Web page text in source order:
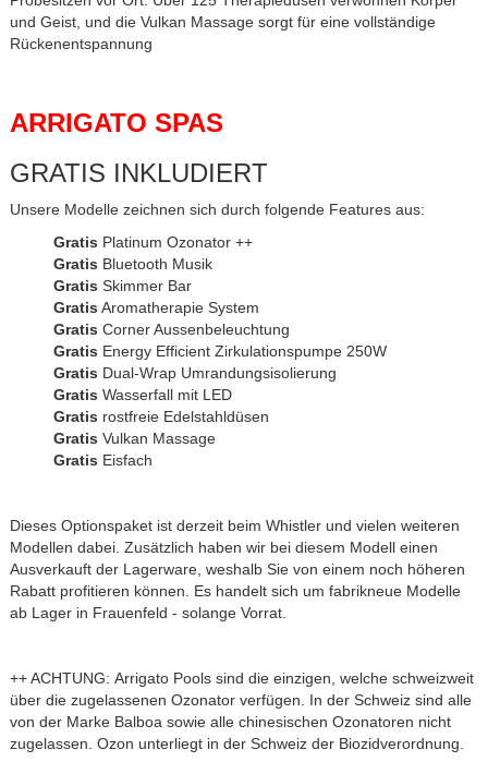
und Geist, und die Vulkan Massage sorgt für eine vollständige
Rückenentspannung
ARRIGATO SPAS
GRATIS INKLUDIERT
Unsere Modelle zeichnen sich durch folgende Features aus:
Gratis Platinum Ozonator ++
Gratis Bluetooth Musik
Gratis Skimmer Bar
Gratis Aromatherapie System
Gratis Corner Aussenbeleuchtung
Gratis Energy Efficient Zirkulationspumpe 250W
Gratis Dual-Wrap Umrandungsisolierung
Gratis Wasserfall mit LED
Gratis rostfreie Edelstahldüsen
Gratis Vulkan Massage
Gratis Eisfach
Dieses Optionspaket ist derzeit beim Whistler und vielen weiteren
Modellen dabei. Zusätzlich haben wir bei diesem Modell einen
Ausverkauft der Lagerware, weshalb Sie von einem noch höheren
Rabatt profitieren können. Es handelt sich um fabrikneue Modelle
ab Lager in Frauenfeld - solange Vorrat.
++ ACHTUNG: Arrigato Pools sind die einzigen, welche schweizweit
über die zugelassenen Ozonator verfügen. In der Schweiz sind alle
von der Marke Balboa sowie alle chinesischen Ozonatoren nicht
zugelassen. Ozon unterliegt in der Schweiz der Biozidverordnung.